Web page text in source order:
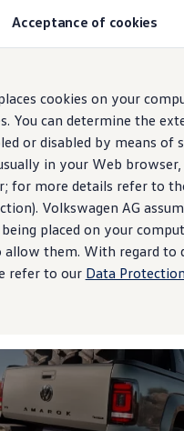
Acceptance of cookies
cookies on your
You can determine the
or disabled by means of
in your Web browser,
for more details refer to
Volkswagen AG
placed on your
allow them. With regard to
refer to our Data
Honduras
Exclusivo para Prensa
Volkswagen
Diseño exterior
exterior